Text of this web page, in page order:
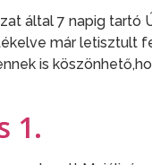
által 7 napig
már letisztult
is
1.